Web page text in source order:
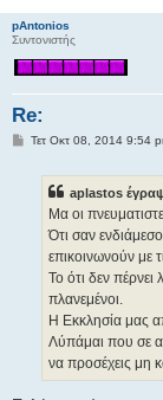
pAntonios
Συντονιστής
Re:
ΔΤετ Οκτ 08, 2014 9:54
aplastos
Μα οι
Ότι σαν
επικοινωνούν με
Το ότι δεν
πλανεμένοι.
Η Εκκλησία μας
Λύπάμαι που σε
να προσέχεις μη